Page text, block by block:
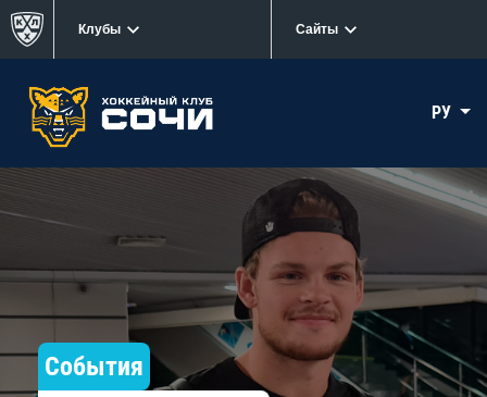
Клубы Сайты
РУ
События